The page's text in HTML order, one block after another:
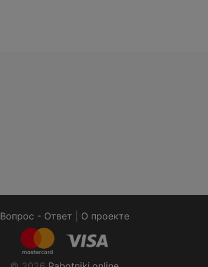
Вопрос - Ответ О проекте